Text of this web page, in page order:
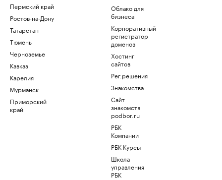
Пермский край
Ростов-на-Дону
Татарстан
Тюмень
Черноземье
Кавказ
Карелия
Мурманск
Приморский
край
Облако для
бизнеса
Корпоративный
регистратор
доменов
Хостинг
сайтов
Рег.решения
Знакомства
Сайт
знакомств
podbor.ru
РБК
Компании
РБК Курсы
Школа
управления
РБК